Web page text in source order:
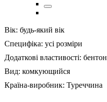
Вік: будь-який вік
Специфіка: усі розміри
Додаткові властивості:
Вид: комкующийся
Країна-виробник: Туреччина